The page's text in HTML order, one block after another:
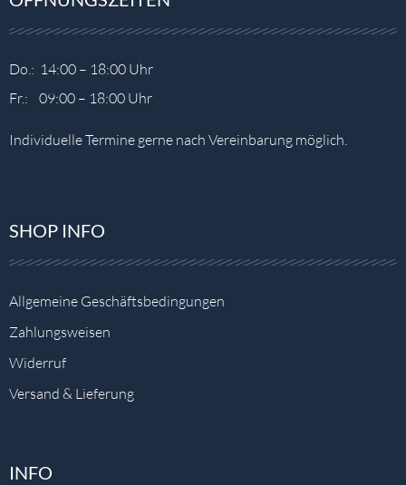
Do.: 14:00 – 18:00 Uhr
Fr.: 09:00 – 18:00 Uhr
Individuelle Termine gerne nach Vereinbarung möglich.
SHOP INFO
Allgemeine Geschäftsbedingungen
Zahlungsweisen
Widerruf
Versand & Lieferung
INFO